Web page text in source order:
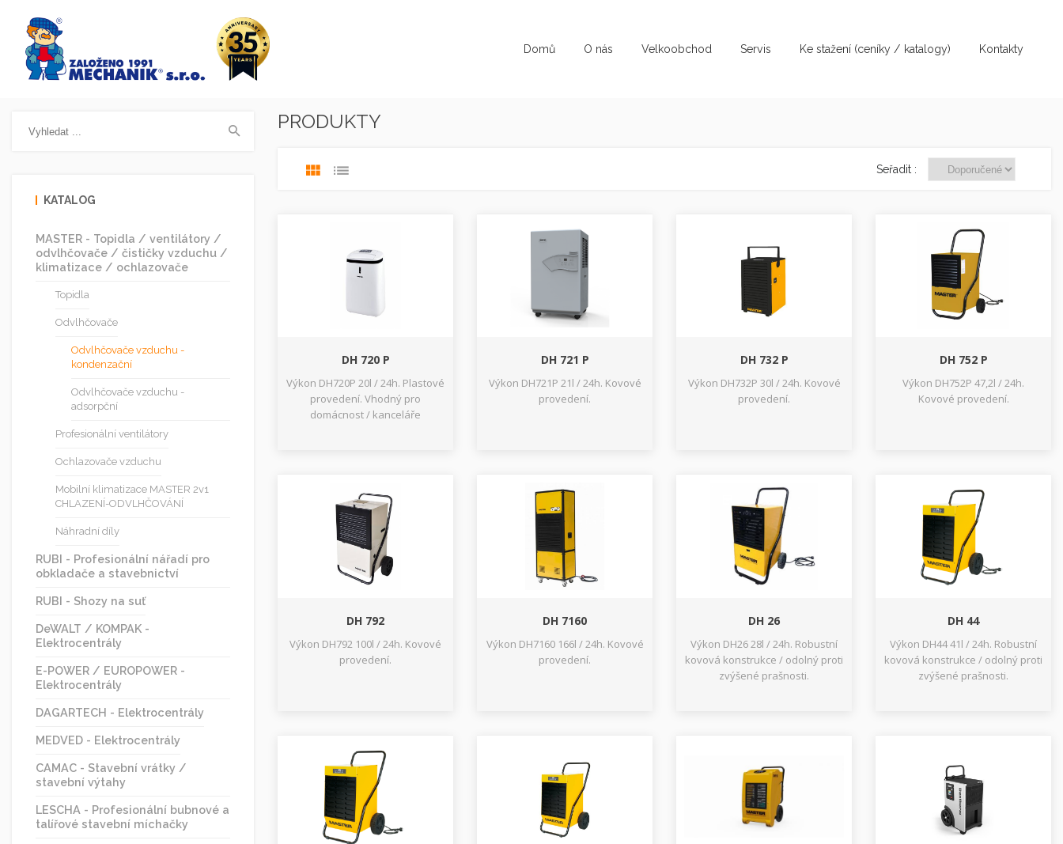
Domů O nás Velkoobchod Servis Ke stažení (ceníky / katalogy) Kontakty
KATALOG
MASTER - Topidla / ventilátory /
odvlhčovače / čističky vzduchu /
klimatizace / ochlazovače
Topidla
Odvlhčovače
Odvlhčovače vzduchu -
kondenzační
Odvlhčovače vzduchu -
adsorpční
Profesionální ventilátory
Ochlazovače vzduchu
Mobilní klimatizace MASTER 2v1
CHLAZENÍ-ODVLHČOVÁNÍ
Náhradní díly
RUBI - Profesionální nářadí pro
obkladače a stavebnictví
RUBI - Shozy na suť
DeWALT / KOMPAK -
Elektrocentrály
E-POWER / EUROPOWER -
Elektrocentrály
DAGARTECH - Elektrocentrály
MEDVED - Elektrocentrály
CAMAC - Stavební vrátky /
stavební výtahy
LESCHA - Profesionální bubnové a
talířové stavební míchačky
PRODUKTY
Seřadit :
DH 720 P
Výkon DH720P 20l / 24h. Plastové
provedení. Vhodný pro
domácnost / kanceláře
DH 721 P
Výkon DH721P 21l / 24h. Kovové
provedení.
DH 732 P
Výkon DH732P 30l / 24h. Kovové
provedení.
DH 752 P
Výkon DH752P 47,2l / 24h.
Kovové provedení.
DH 792
Výkon DH792 100l / 24h. Kovové
provedení.
DH 7160
Výkon DH7160 166l / 24h. Kovové
provedení.
DH 26
Výkon DH26 28l / 24h. Robustní
kovová konstrukce / odolný proti
zvýšené prašnosti.
DH 44
Výkon DH44 41l / 24h. Robustní
kovová konstrukce / odolný proti
zvýšené prašnosti.